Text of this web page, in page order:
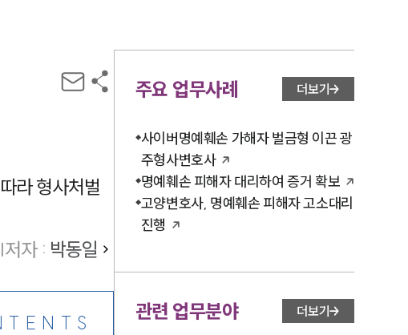
라 형사처벌
|저자 : 박동일
주요 업무사례 더보기
사이버명예훼손 가해자 벌금형 이끈 광
주형사변호사
명예훼손 피해자 대리하여 증거 확보
고양변호사, 명예훼손 피해자 고소대리
진행
관련 업무분야 더보기